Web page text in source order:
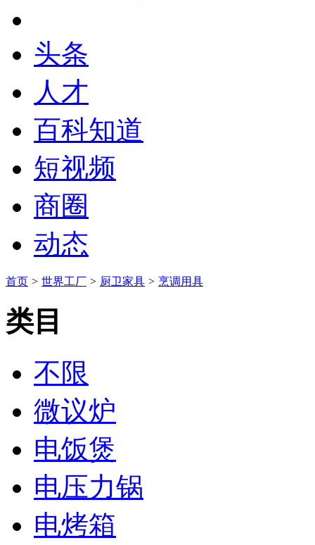
头条
人才
百科知道
短视频
商圈
动态
首页 > 世界工厂 > 厨卫家具 > 烹调用具
类目
不限
微议炉
电饭煲
电压力锅
电烤箱